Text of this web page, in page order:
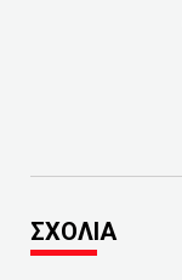
ΣΧΟΛΙΑ